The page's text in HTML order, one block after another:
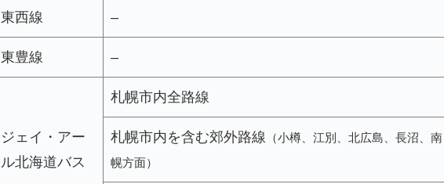
東西線 –
東豊線 –
ジェイ・アー
ル北海道バス
札幌市内全路線
札幌市内を含む郊外路線 （小樽、江別、北広島、長沼、南
幌方面）